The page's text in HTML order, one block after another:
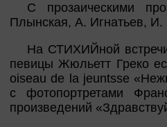
С прозаическими
Плынская, А. Игнатьев,
На СТИХИЙной
певицы Жюльетт Греко
oiseau de la jeuntsse
с фотопортретами
произведений